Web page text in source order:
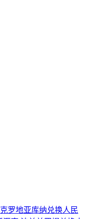
克罗地亚库纳兑换人民